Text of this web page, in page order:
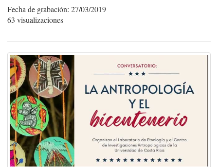
Fecha de grabación: 27/03/2019
63 visualizaciones